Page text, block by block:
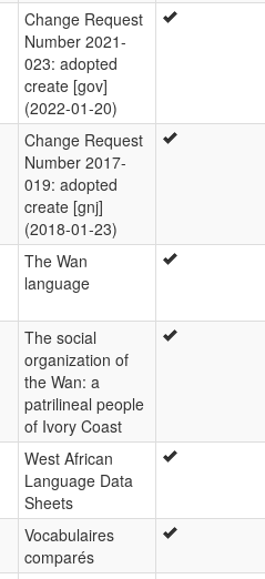
Change Request
Number 2021-
023: adopted
create [gov]
(2022-01-20)
Change Request
Number 2017-
019: adopted
create [gnj]
(2018-01-23)
The Wan
language
The social
organization of
the Wan: a
patrilineal people
of Ivory Coast
West African
Language Data
Sheets
Vocabulaires
comparés